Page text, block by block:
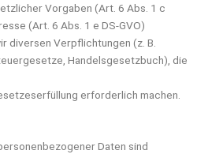
Vorgaben (Art. 6 Abs. 1 c
(Art. 6 Abs. 1 e DS-GVO)
diversen Verpflichtungen (z. B.
Handelsgesetzbuch), die
erforderlich machen.
Daten sind